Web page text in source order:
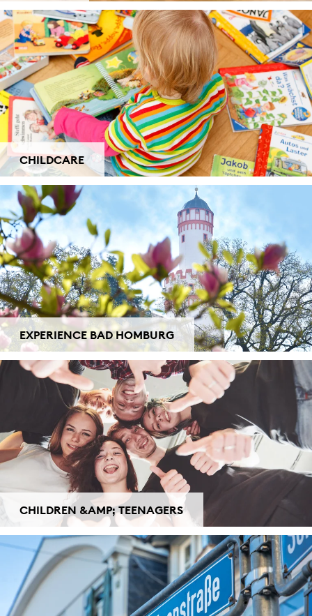
CHILDCARE
EXPERIENCE BAD HOMBURG
CHILDREN &AMP; TEENAGERS